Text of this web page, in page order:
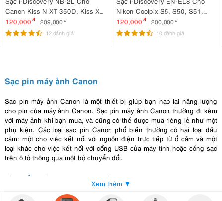
Canon Kiss N XT 350D, Kiss X
XTi 400D, S30
120,000 đ 209,000đ
12 đánh giá
Nikon Coolpix S5, S50, S51,
S51C, S52, S52C, S6, S7C, S9
120,000 đ 200,000 đ
10 đánh giá
Sạc pin máy ảnh Canon
Sạc pin máy ảnh Canon là một thiết bị giúp bạn nạp lại năng lượng
cho pin của máy ảnh Canon. Sạc pin máy ảnh Canon thường đi kèm
với máy ảnh khi bạn mua, và cũng có thể được mua riêng lẻ như một
phụ kiện. Các loại sạc pin Canon phổ biến thường có hai loại đầu
cắm: một cho việc kết nối với nguồn điện trực tiếp từ ổ cắm và một
loại khác cho việc kết nối với cổng USB của máy tính hoặc cổng sạc
trên ô tô thông qua một bộ chuyển đổi.
Ưu điểm của sạc pin máy ảnh Canon
Xem thêm ▼